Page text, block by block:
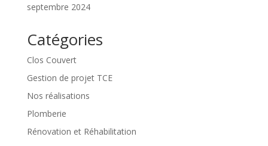
septembre 2024
Catégories
Clos Couvert
Gestion de projet TCE
Nos réalisations
Plomberie
Rénovation et Réhabilitation